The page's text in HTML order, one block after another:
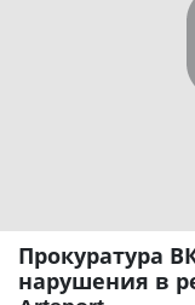
Прокуратура
нарушения в